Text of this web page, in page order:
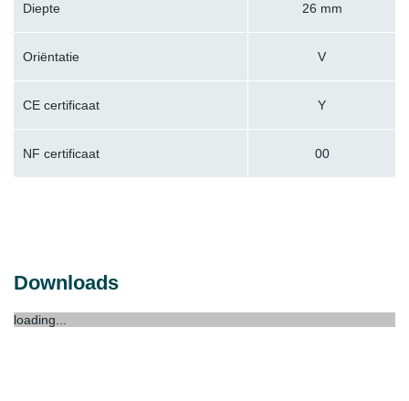
Diepte 26 mm
Oriëntatie V
CE certificaat Y
NF certificaat 00
Downloads
loading...